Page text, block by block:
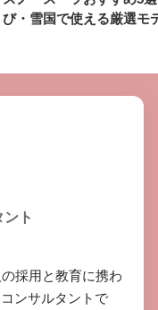
び・雪国で使える厳選モ
ト
採用と教育に携わ
ンサルタントで